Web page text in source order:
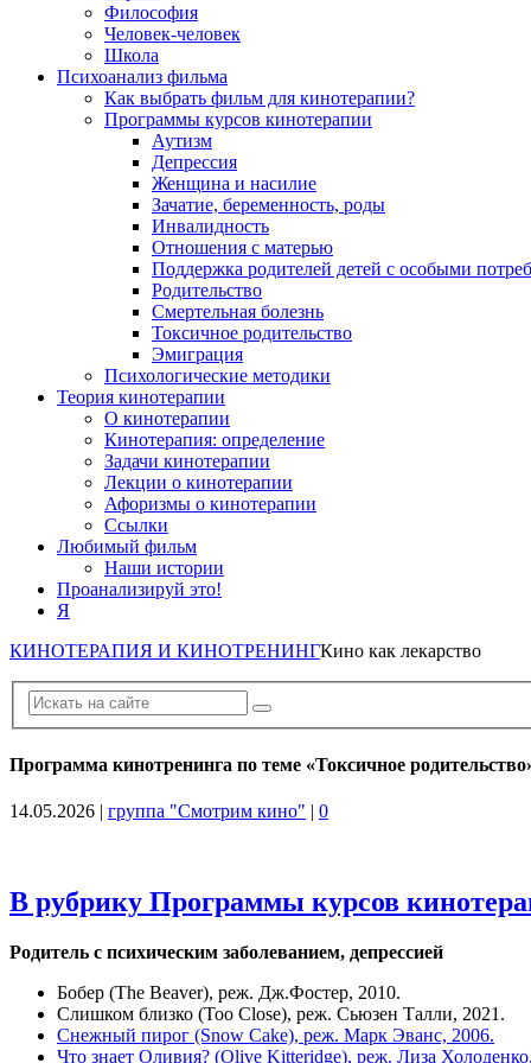
Философия
Человек-человек
Школа
Психоанализ фильма
Как выбрать фильм для кинотерапии?
Программы курсов кинотерапии
Аутизм
Депрессия
Женщина и насилие
Зачатие, беременность, роды
Инвалидность
Отношения с матерью
Поддержка родителей детей с особыми
Родительство
Смертельная болезнь
Токсичное родительство
Эмиграция
Психологические методики
Теория кинотерапии
О кинотерапии
Кинотерапия: определение
Задачи кинотерапии
Лекции о кинотерапии
Афоризмы о кинотерапии
Ссылки
Любимый фильм
Наши истории
Проанализируй это!
Я
КИНОТЕРАПИЯ И КИНОТРЕНИНГКино как лекарство
Программа кинотренинга по теме «Токсичное
14.05.2026 | группа "Смотрим кино" | 0
В рубрику Программы курсов
Родитель с психическим заболеванием, депрессией
Бобер (The Beaver), реж. Дж.Фостер, 2010.
Слишком близко (Too Close), реж. Сьюзен Талли, 2021.
Снежный пирог (Snow Cake), реж. Марк Эванс, 2006.
Что знает Оливия? (Olive Kitteridge), реж. Лиза